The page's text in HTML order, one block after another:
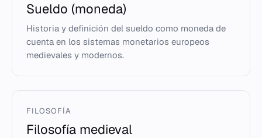
Sueldo (moneda)
Historia y definición del sueldo como moneda de
cuenta en los sistemas monetarios europeos
medievales y modernos.
FILOSOFÍA
Filosofía medieval